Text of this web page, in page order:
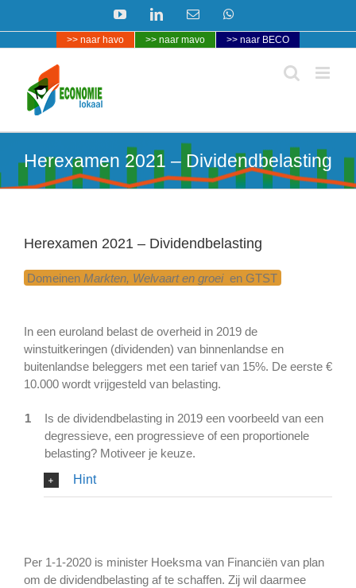
YouTubeLinkedInE-
>> naar havo >> naar mavo >> naar BECO
Herexamen 2021 – Dividendbelasting
Herexamen 2021 – Dividendbelasting
Domeinen Markten, Welvaart en groeien GTST
In een euroland belast de overheid in 2019 de
winstuitkeringen (dividenden) van binnenlandse en
buitenlandse beleggers met een tarief van 15%. De eerste €
10.000 wordt vrijgesteld van belasting.
1
Is de dividendbelasting in 2019 een voorbeeld van een
degressieve, een progressieve of een proportionele
belasting? Motiveer je keuze.
Hint
Per 1-1-2020 is minister Hoeksma van Financiën van plan
om de dividendbelasting af te schaffen. Zij wil daarmee